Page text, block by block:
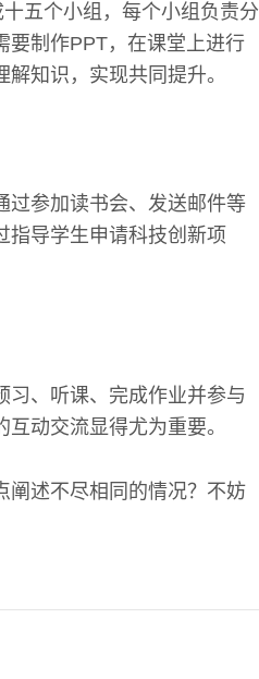
五个小组，每个小组负责分
要制作PPT，在课堂上进行
知识，实现共同提升。
过参加读书会、发送邮件等
指导学生申请科技创新项
习、听课、完成作业并参与
动交流显得尤为重要。
阐述不尽相同的情况？不妨